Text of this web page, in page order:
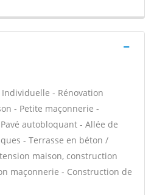
- Rénovation
- Petite maçonnerie -
autobloquant - Allée de
- Terrasse en béton /
maison, construction
maçonnerie - Construction de